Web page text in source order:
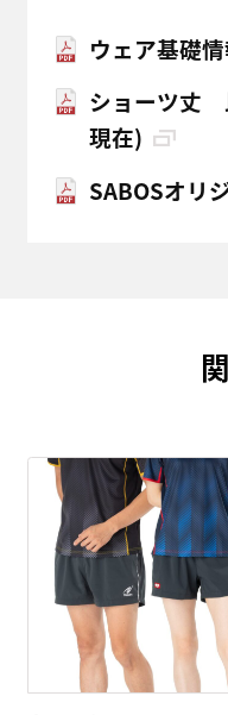
ウェア基礎
ショーツ丈
現在)
SABOSオリ